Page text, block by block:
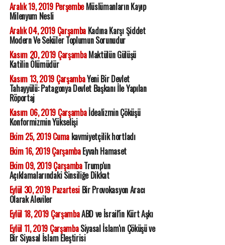
Aralık 19, 2019 PerşembeMüslümanların Kayıp
Milenyum Nesli
Aralık 04, 2019 ÇarşambaKadına Karşı Şiddet
Modern Ve Seküler Toplumun Sorunudur
Kasım 20, 2019 ÇarşambaMaktülün Gülüşü
Katilin Ölümüdür
Kasım 13, 2019 ÇarşambaYeni Bir Devlet
Tahayyülü: Patagonya Devlet Başkanı İle Yapılan
Röportaj
Kasım 06, 2019 Çarşambaİdealizmin Çöküşü
Konformizmin Yükselişi
Ekim 25, 2019 Cumakavmiyetçilik hortladı
Ekim 16, 2019 ÇarşambaEyvah Hamaset
Ekim 09, 2019 ÇarşambaTrump'un
Açıklamalarındaki Sinsiliğe Dikkat
Eylül 30, 2019 PazartesiBir Provokasyon Aracı
Olarak Aleviler
Eylül 18, 2019 ÇarşambaABD ve İsrail'in Kürt Aşkı
Eylül 11, 2019 ÇarşambaSiyasal İslam'ın Çöküşü ve
Bir Siyasal İslam Eleştirisi